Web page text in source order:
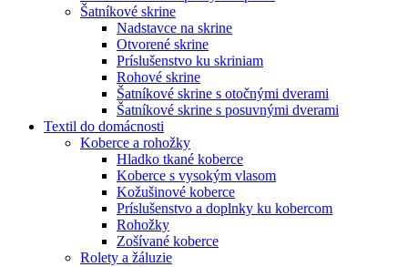
Šatníkové skrine
Nadstavce na skrine
Otvorené skrine
Príslušenstvo ku skriniam
Rohové skrine
Šatníkové skrine s otočnými dverami
Šatníkové skrine s posuvnými dverami
Textil do domácnosti
Koberce a rohožky
Hladko tkané koberce
Koberce s vysokým vlasom
Kožušinové koberce
Príslušenstvo a doplnky ku kobercom
Rohožky
Zošívané koberce
Rolety a žáluzie